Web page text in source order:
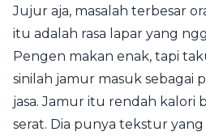
Jujur aja, masalah terbesar
itu adalah rasa lapar yang
Pengen makan enak, tapi
sinilah jamur masuk sebagai
jasa. Jamur itu rendah kalori
serat. Dia punya tekstur